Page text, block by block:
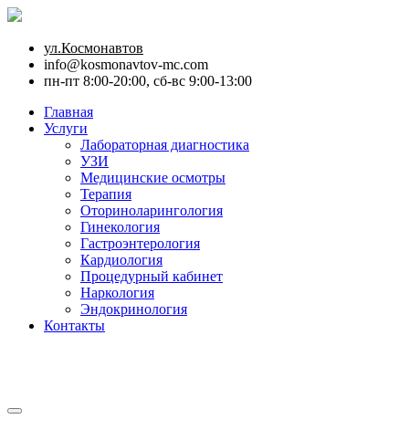
ул.Космонавтов
info@kosmonavtov-mc.com
пн-пт 8:00-20:00, сб-вс 9:00-13:00
Главная
Услуги
Лабораторная диагностика
УЗИ
Медицинские осмотры
Терапия
Оториноларингология
Гинекология
Гастроэнтерология
Кардиология
Процедурный кабинет
Наркология
Эндокринология
Контакты